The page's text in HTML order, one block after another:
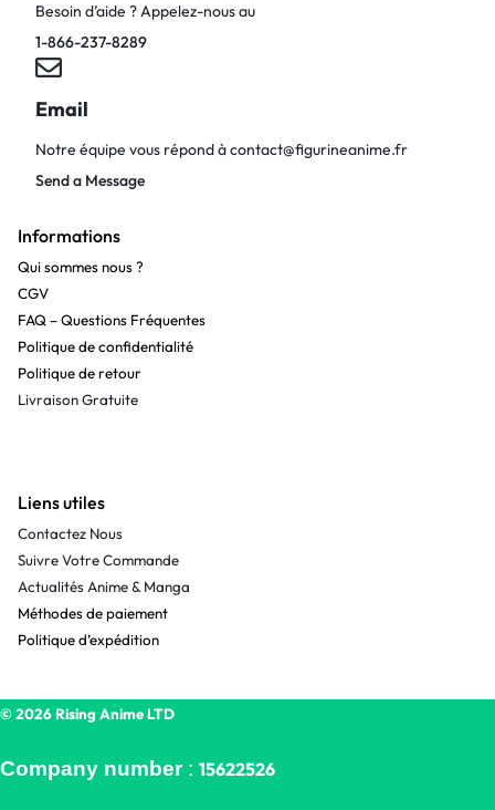
Besoin d’aide ? Appelez-nous au
1-866-237-8289
Email
Notre équipe vous répond àcontact@figurineanime.fr
Send a Message
Informations
Qui sommes nous ?
CGV
FAQ – Questions Fréquentes
Politique de confidentialité
Politique de retour
Livraison Gratuite
Liens utiles
Contactez Nous
Suivre Votre Commande
Actualités Anime & Manga
Méthodes de paiement
Politique d’expédition
© 2026 Rising Anime LTD
Company number: 15622526